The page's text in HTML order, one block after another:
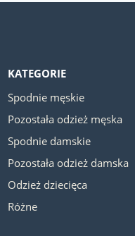
KATEGORIE
Spodnie męskie
Pozostała odzież męska
Spodnie damskie
Pozostała odzież damska
Odzież dziecięca
Różne